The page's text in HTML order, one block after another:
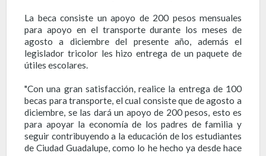
La beca consiste un apoyo de 200 pesos mensuales
para apoyo en el transporte durante los meses de
agosto a diciembre del presente año, además el
legislador tricolor les hizo entrega de un paquete de
útiles escolares.
"Con una gran satisfacción, realice la entrega de 100
becas para transporte, el cual consiste que de agosto a
diciembre, se las dará un apoyo de 200 pesos, esto es
para apoyar la economía de los padres de familia y
seguir contribuyendo a la educación de los estudiantes
de Ciudad Guadalupe, como lo he hecho ya desde hace